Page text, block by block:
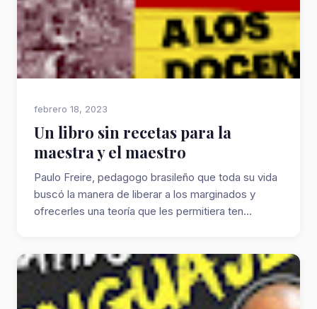
febrero 18, 2023
Un libro sin recetas para la
maestra y el maestro
Paulo Freire, pedagogo brasileño que toda su vida
buscó la manera de liberar a los marginados y
ofrecerles una teoría que les permitiera ten...